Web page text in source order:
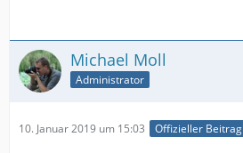
Michael Moll
Administrator
10. Januar 2019 um 15:03 Offizieller Beitrag